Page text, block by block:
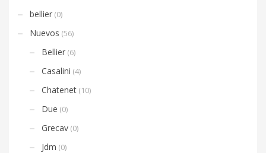
bellier (0)
Nuevos (56)
Bellier (6)
Casalini (4)
Chatenet (10)
Due (0)
Grecav (0)
Jdm (0)